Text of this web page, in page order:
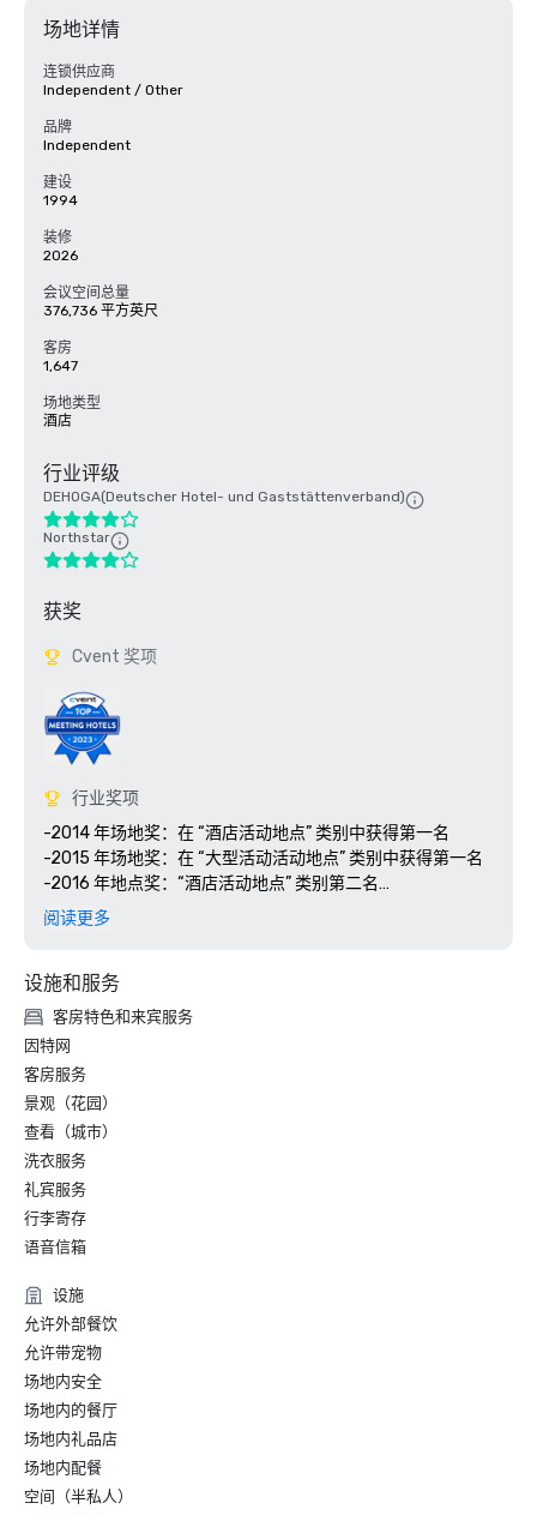
场地详情
连锁供应商
Independent / Other
品牌
Independent
建设
1994
装修
2026
会议空间总量
376,736 平方英尺
客房
1,647
场地类型
酒店
行业评级
DEHOGA(Deutscher Hotel- und Gaststättenverband)
Northstar
获奖
Cvent 奖项
行业奖项
-2014 年场地奖：在 “酒店活动地点” 类别中获得第一名
-2015 年场地奖：在 “大型活动活动地点” 类别中获得第一名
-2016 年地点奖：“酒店活动地点” 类别第二名
-2016 年 M&IT 奖：“最佳海外会议中心” 类别铜奖得主
阅读更多
设施和服务
客房特色和来宾服务
因特网
客房服务
景观（花园）
查看（城市）
洗衣服务
礼宾服务
行李寄存
语音信箱
设施
允许外部餐饮
允许带宠物
场地内安全
场地内的餐厅
场地内礼品店
场地内配餐
空间（半私人）